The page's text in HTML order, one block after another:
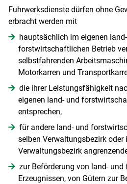
Skip to main
Fuhrwerksdienste dürfen ohne
erbracht werden mit
hauptsächlich im eigenen
forstwirtschaftlichen Betrieb
selbstfahrenden
Motorkarren und
die ihrer Leistungsfähigkeit
eigenen land- und
entsprechen,
für andere land- und
selben Verwaltungsbezirk oder
Verwaltungsbezirk
zur Beförderung von land-
Erzeugnissen, von Gütern zur